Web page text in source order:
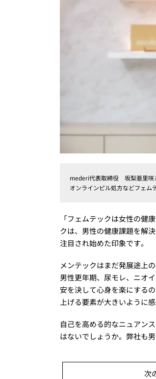
mederi代表取締役 坂梨亜里咲
オンラインピル処方などフェム
「フェムテックは女性の健
クは、男性の健康課題を解
注目され始めた印象です。
メンテックはまだ発展途上
男性更年期、尿モレ、ニオ
安を決して心身を楽にする
上げる要素が大きいように感
自己を高める的なニュアン
はないでしょうか。弊社も
次